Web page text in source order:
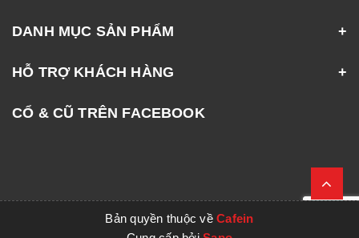
DANH MỤC SẢN PHẨM
HỖ TRỢ KHÁCH HÀNG
CỔ & CŨ TRÊN FACEBOOK
Bản quyền thuộc vềCafein